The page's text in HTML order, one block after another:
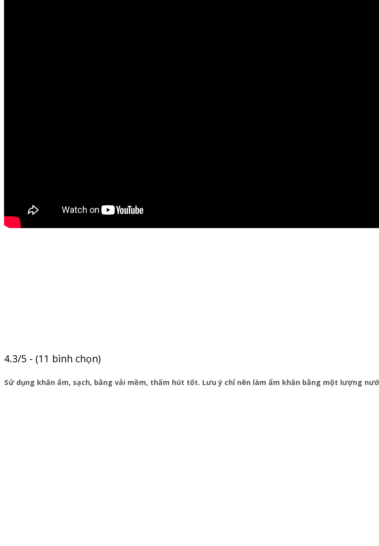
4.3/5 - (11 bình chọn)
Sử dụng khăn ẩm, sạch, bằng vải mềm, thấm hút tốt. Lưu ý chỉ nên làm ẩm khăn bằng một lượng